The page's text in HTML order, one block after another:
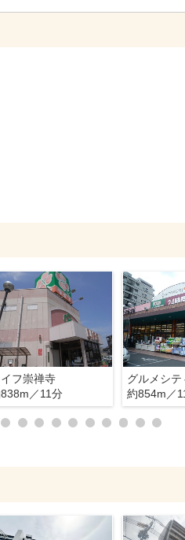
フ崇禅寺
／11分
グルメシテ
約854m／